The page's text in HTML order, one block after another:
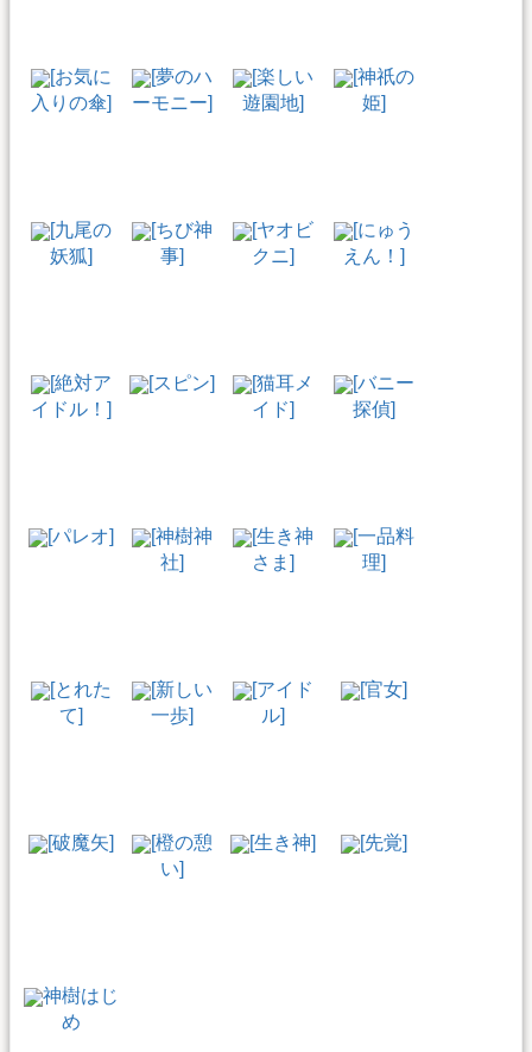
[お気に
入りの傘]
[夢のハ
ーモニー]
[楽しい
遊園地]
[神祇の
姫]
[九尾の
妖狐]
[ちび神
事]
[ヤオビ
クニ]
[にゅう
えん！]
[絶対ア
イドル！]
[スピン]
[猫耳メ
イド]
[バニー
探偵]
[パレオ]
[神樹神
社]
[生き神
さま]
[一品料
理]
[とれた
て]
[新しい
一歩]
[アイド
ル]
[官女]
[破魔矢]
[橙の憩
い]
[生き神] [先覚]
神樹はじ
め